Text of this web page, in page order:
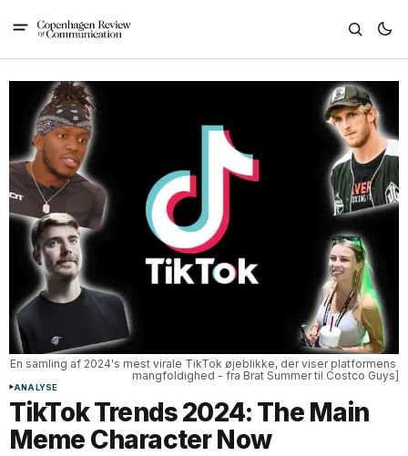
En samling af 2024's mest virale TikTok øjeblikke, der viser platformens
mangfoldighed - fra Brat Summer til Costco Guys]
ANALYSE
TikTok Trends 2024: The Main
Meme Character Now